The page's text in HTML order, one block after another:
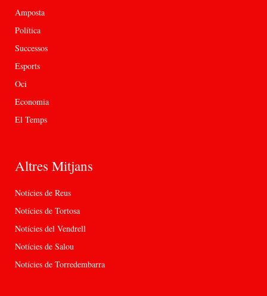
Amposta
Política
Successos
Esports
Oci
Economia
El Temps
Altres Mitjans
Notícies de Reus
Notícies de Tortosa
Notícies del Vendrell
Notícies de Salou
Notícies de Torredembarra